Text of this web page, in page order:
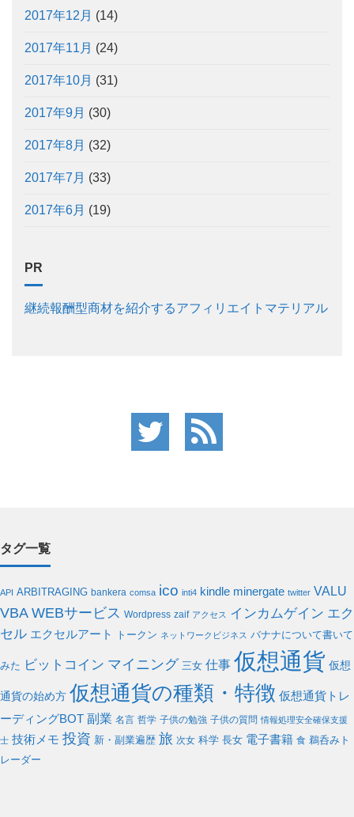
2017年12月 (14)
2017年11月 (24)
2017年10月 (31)
2017年9月 (30)
2017年8月 (32)
2017年7月 (33)
2017年6月 (19)
PR
継続報酬型商材を紹介するアフィリエイトマテリアル
タグ一覧
API ARBITRAGING bankera comsa ico inti4 kindle minergate twitter VALU
VBA WEBサービス Wordpress zaif アクセス インカムゲイン エク
セル エクセルアート トークン ネットワークビジネス バナナについて書いて
みた ビットコイン マイニング 三女 仕事 仮想通貨 仮想
通貨の始め方 仮想通貨の種類・特徴 仮想通貨トレ
ーディングBOT 副業 名言 哲学 子供の勉強 子供の質問 情報処理安全確保支援
士 技術メモ 投資 新・副業遍歴 旅 次女 科学 長女 電子書籍 食 鵜呑みト
レーダー